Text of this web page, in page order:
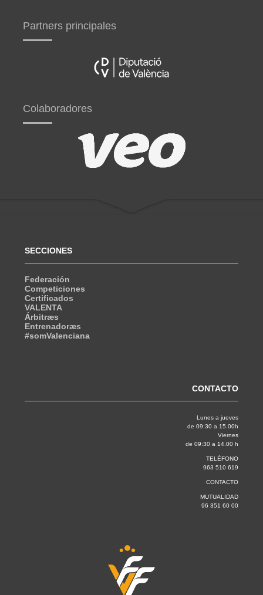
Partners principales
Colaboradores
SECCIONES
Federación
Competiciones
Certificados
VALENTA
Árbitræs
Entrenadoræs
#somValenciana
CONTACTO
Lunes a jueves
de 09:30 a 15.00h
Viernes
de 09:30 a 14.00 h
TELÉFONO
963 510 619
CONTACTO
MUTUALIDAD
96 351 60 00